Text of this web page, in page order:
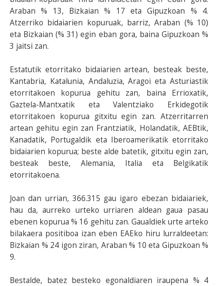
Araban % 13, Bizkaian % 17 eta Gipuzkoan % 4.
Atzerriko bidaiarien kopuruak, barriz, Araban (% 10)
eta Bizkaian (% 31) egin eban gora, baina Gipuzkoan %
3 jaitsi zan.
Estatutik etorritako bidaiarien artean, besteak beste,
Kantabria, Katalunia, Andaluzia, Aragoi eta Asturiastik
etorritakoen kopurua gehitu zan, baina Errioxatik,
Gaztela-Mantxatik eta Valentziako Erkidegotik
etorritakoen kopurua gitxitu egin zan. Atzerritarren
artean gehitu egin zan Frantziatik, Holandatik, AEBtik,
Kanadatik, Portugaldik eta Iberoamerikatik etorritako
bidaiarien kopurua; beste alde batetik, gitxitu egin zan,
besteak beste, Alemania, Italia eta Belgikatik
etorritakoena.
Joan dan urrian, 366.315 gau igaro ebezan bidaiariek,
hau da, aurreko urteko urriaren aldean gaua pasau
ebenen kopurua % 16 gehitu zan. Gaualdiek urte arteko
bilakaera positiboa izan eben EAEko hiru lurraldeetan:
Bizkaian % 24 igon ziran, Araban % 10 eta Gipuzkoan %
9.
Bestalde, batez besteko egonaldiaren iraupena % 4